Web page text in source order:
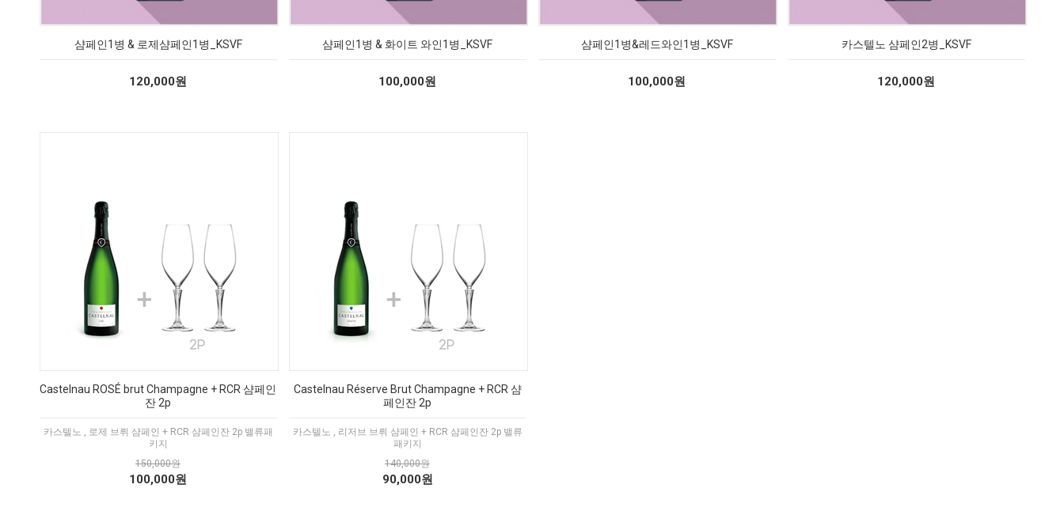
샴페인1병 & 로제샴페인1병_KSVF
120,000원
샴페인1병 & 화이트 와인1병_KSVF
100,000원
샴페인1병&레드와인1병_KSVF
100,000원
카스텔노 샴페인2병_KSVF
120,000원
Castelnau ROSÉ brut Champagne + RCR 샴페인
잔 2p
카스텔노 , 로제 브뤼 샴페인 + RCR 샴페인잔 2p 밸류패
키지
150,000원
100,000원
Castelnau Réserve Brut Champagne + RCR 샴
페인잔 2p
카스텔노 , 리저브 브뤼 샴페인 + RCR 샴페인잔 2p 밸류
패키지
140,000원
90,000원